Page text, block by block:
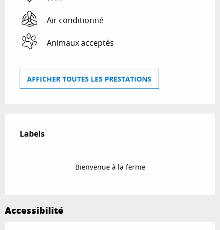
Air conditionné
Animaux acceptés
AFFICHER TOUTES LES PRESTATIONS
Labels
Labels
Bienvenue à la ferme
Accessibilité